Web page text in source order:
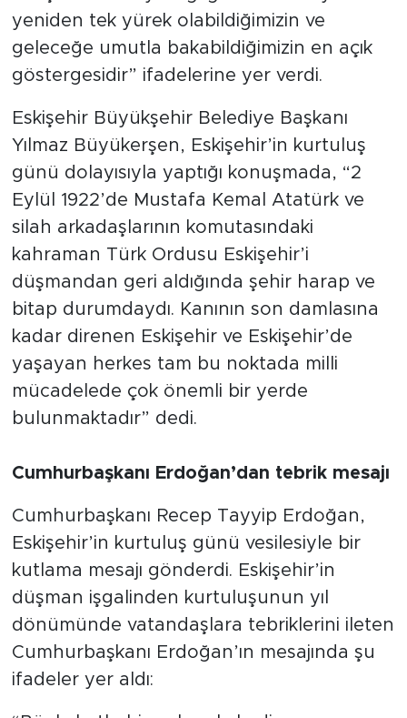
yeniden tek yürek olabildiğimizin ve
geleceğe umutla bakabildiğimizin en açık
göstergesidir” ifadelerine yer verdi.
Eskişehir Büyükşehir Belediye Başkanı
Yılmaz Büyükerşen, Eskişehir’in kurtuluş
günü dolayısıyla yaptığı konuşmada, “2
Eylül 1922’de Mustafa Kemal Atatürk ve
silah arkadaşlarının komutasındaki
kahraman Türk Ordusu Eskişehir’i
düşmandan geri aldığında şehir harap ve
bitap durumdaydı. Kanının son damlasına
kadar direnen Eskişehir ve Eskişehir’de
yaşayan herkes tam bu noktada milli
mücadelede çok önemli bir yerde
bulunmaktadır” dedi.
Cumhurbaşkanı Erdoğan’dan tebrik mesajı
Cumhurbaşkanı Recep Tayyip Erdoğan,
Eskişehir’in kurtuluş günü vesilesiyle bir
kutlama mesajı gönderdi. Eskişehir’in
düşman işgalinden kurtuluşunun yıl
dönümünde vatandaşlara tebriklerini ileten
Cumhurbaşkanı Erdoğan’ın mesajında şu
ifadeler yer aldı: